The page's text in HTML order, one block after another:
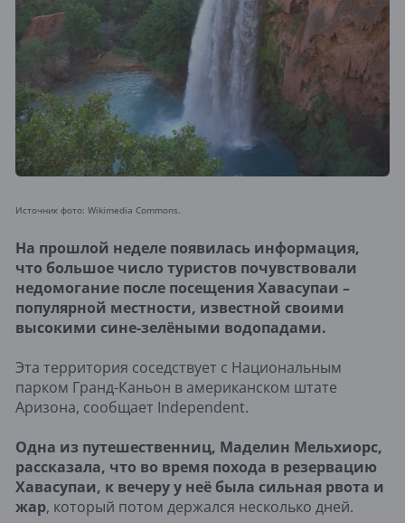
Источник фото: Wikimedia Commons.
На прошлой неделе появилась информация,
что большое число туристов почувствовали
недомогание после посещения Хавасупаи –
популярной местности, известной своими
высокими сине-зелёными водопадами.
Эта территория соседствует с Национальным
парком Гранд-Каньон в американском штате
Аризона, сообщает Independent.
Одна из путешественниц, Маделин Мельхиорс,
рассказала, что во время похода в резервацию
Хавасупаи, к вечеру у неё была сильная рвота и
жар, который потом держался несколько дней.